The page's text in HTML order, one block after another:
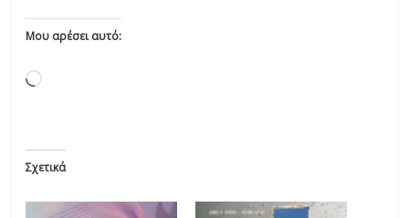
Μου αρέσει αυτό:
Σχετικά